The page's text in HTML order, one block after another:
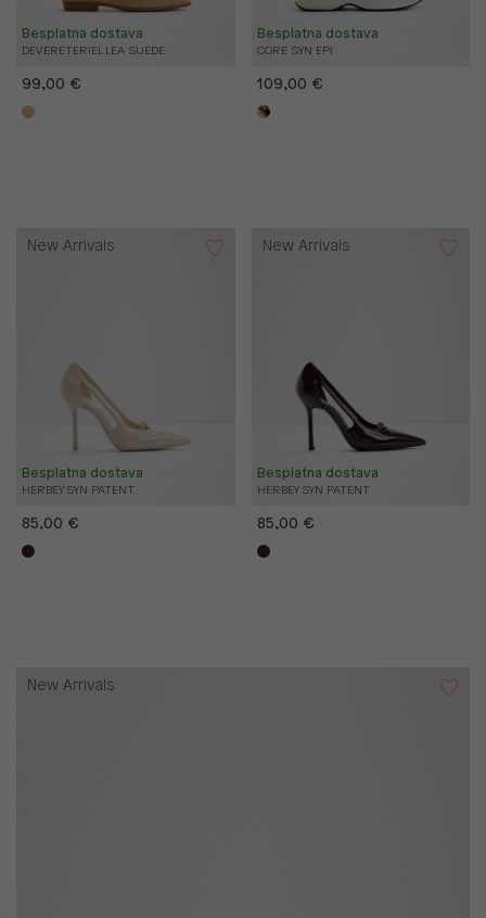
DEVERETERIEL LEA SUEDE
Besplatna dostava
99,00 €
CORE SYN EPI
Besplatna dostava
109,00 €
HERBEY SYN PATENT
Besplatna dostava
New Arrivals
85,00 €
HERBEY SYN PATENT
Besplatna dostava
New Arrivals
85,00 €
New Arrivals